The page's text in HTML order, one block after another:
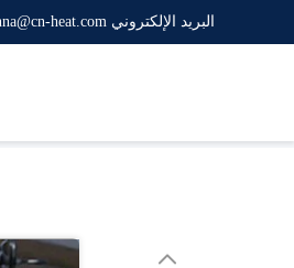
البريد الإلكتروني anna@cn-heat.com